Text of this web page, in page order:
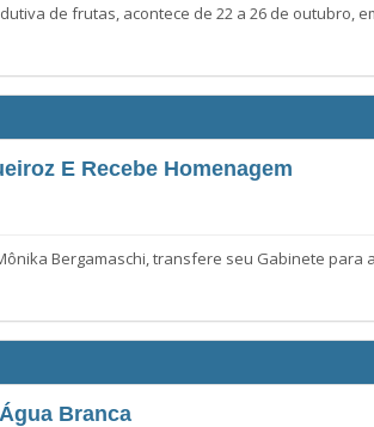
de frutas, acontece de 22 a 26 de outubro,
E Recebe Homenagem
Bergamaschi, transfere seu Gabinete para
Branca